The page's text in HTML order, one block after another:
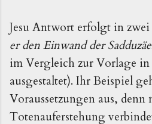
Jesu Antwort erfolgt in zwei
er den Einwand der
im Vergleich zur Vorlage in
ausgestaltet). Ihr Beispiel
Voraussetzungen aus, denn
Totenauferstehung